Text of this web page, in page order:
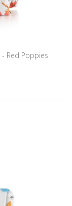
- Red Poppies